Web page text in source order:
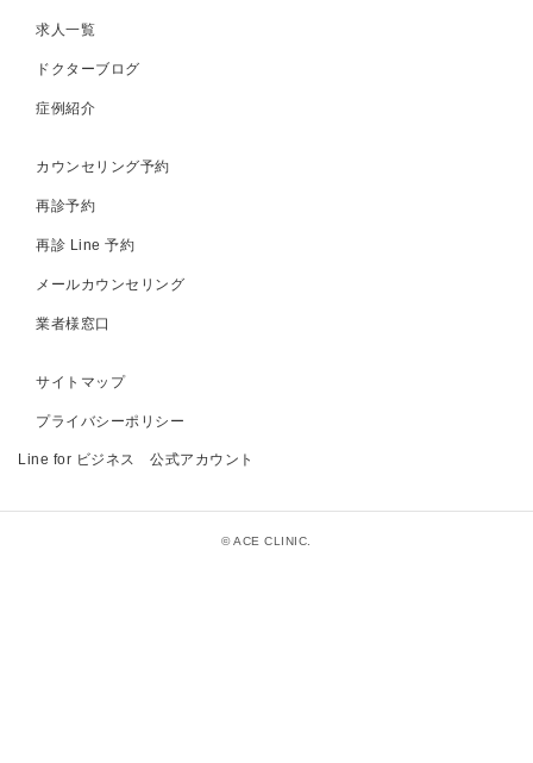
求人一覧
ドクターブログ
症例紹介
カウンセリング予約
再診予約
再診 Line 予約
メールカウンセリング
業者様窓口
サイトマップ
プライバシーポリシー
Line for ビジネス 公式アカウント
© ACE CLINIC.